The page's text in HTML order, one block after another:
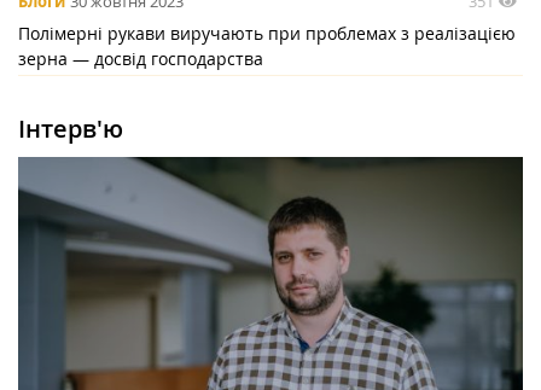
Полімерні рукави виручають при проблемах з реалізацією
зерна — досвід господарства
Інтерв'ю